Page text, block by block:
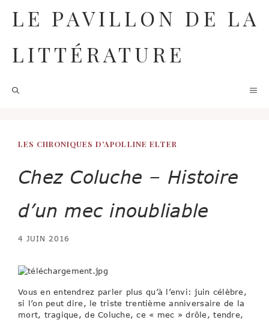
contenu
LE PAVILLON DE LA
LITTÉRATURE
LES CHRONIQUES D'APOLLINE ELTER
Chez Coluche – Histoire
d’un mec inoubliable
4 JUIN 2016
Vous en entendrez parler plus qu’à l’envi: juin célèbre,
si l’on peut dire, le triste trentième anniversaire de la
mort, tragique, de Coluche, ce « mec » drôle, tendre,